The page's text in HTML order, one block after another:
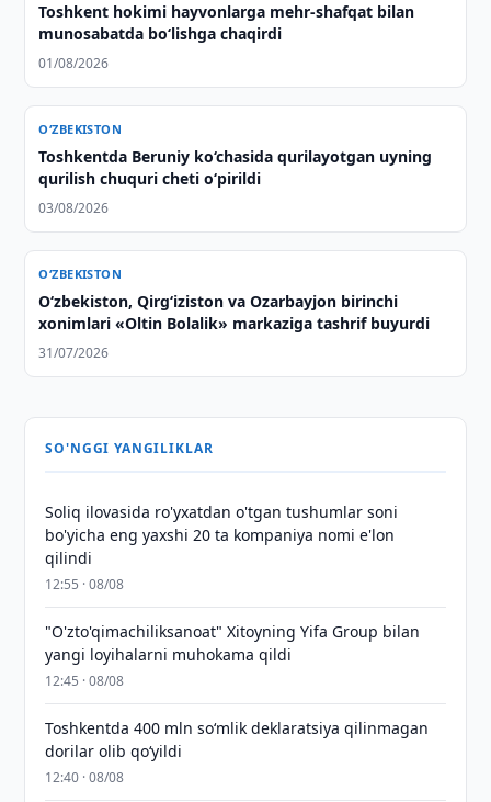
Toshkent hokimi hayvonlarga mehr-shafqat bilan
munosabatda bo‘lishga chaqirdi
01/08/2026
O‘ZBEKISTON
Toshkentda Beruniy ko‘chasida qurilayotgan uyning
qurilish chuquri cheti o‘pirildi
03/08/2026
O‘ZBEKISTON
O‘zbekiston, Qirg‘iziston va Ozarbayjon birinchi
xonimlari «Oltin Bolalik» markaziga tashrif buyurdi
31/07/2026
SO'NGGI YANGILIKLAR
Soliq ilovasida ro'yxatdan o'tgan tushumlar soni
bo'yicha eng yaxshi 20 ta kompaniya nomi e'lon
qilindi
12:55 · 08/08
"O'zto'qimachiliksanoat" Xitoyning Yifa Group bilan
yangi loyihalarni muhokama qildi
12:45 · 08/08
Toshkentda 400 mln so‘mlik deklaratsiya qilinmagan
dorilar olib qo‘yildi
12:40 · 08/08